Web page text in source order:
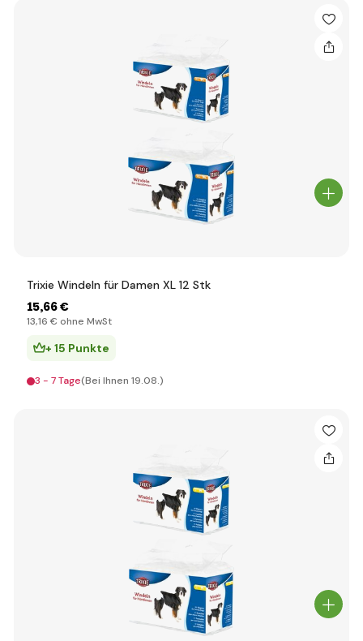
Trixie Windeln für Damen XL 12 Stk
15,66 €
13,16 € ohne MwSt
+ 15 Punkte
3 - 7 Tage(Bei Ihnen 19.08.)